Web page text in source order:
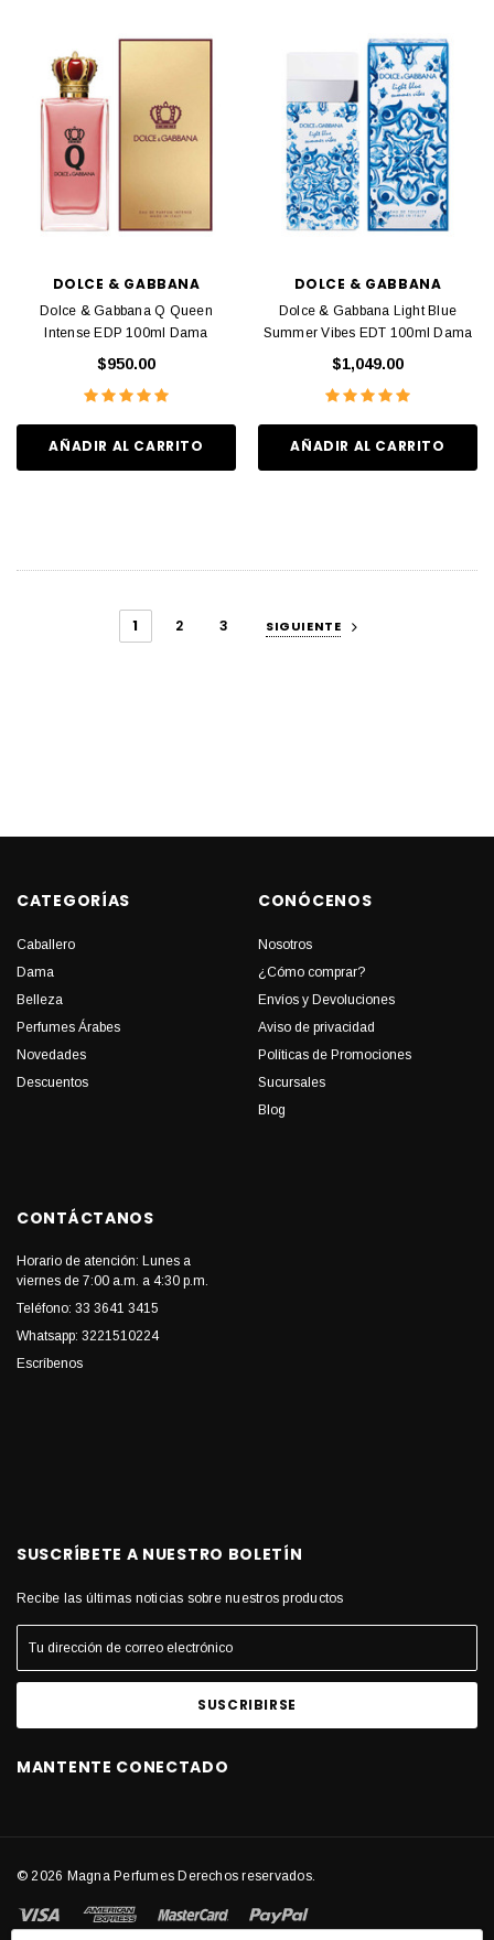
DOLCE & GABBANA
Dolce & Gabbana Q Queen
Intense EDP 100ml Dama
$950.00
AÑADIR AL CARRITO
DOLCE & GABBANA
Dolce & Gabbana Light Blue
Summer Vibes EDT 100ml Dama
$1,049.00
AÑADIR AL CARRITO
1 2 3 SIGUIENTE
CATEGORÍAS
Caballero
Dama
Belleza
Perfumes Árabes
Novedades
Descuentos
CONÓCENOS
Nosotros
¿Cómo comprar?
Envíos y Devoluciones
Aviso de privacidad
Políticas de Promociones
Sucursales
Blog
CONTÁCTANOS
Horario de atención: Lunes a
viernes de 7:00 a.m. a 4:30 p.m.
Teléfono: 33 3641 3415
Whatsapp: 3221510224
Escríbenos
SUSCRÍBETE A NUESTRO BOLETÍN
Recibe las últimas noticias sobre nuestros productos
MANTENTE CONECTADO
© 2026 Magna Perfumes Derechos reservados.